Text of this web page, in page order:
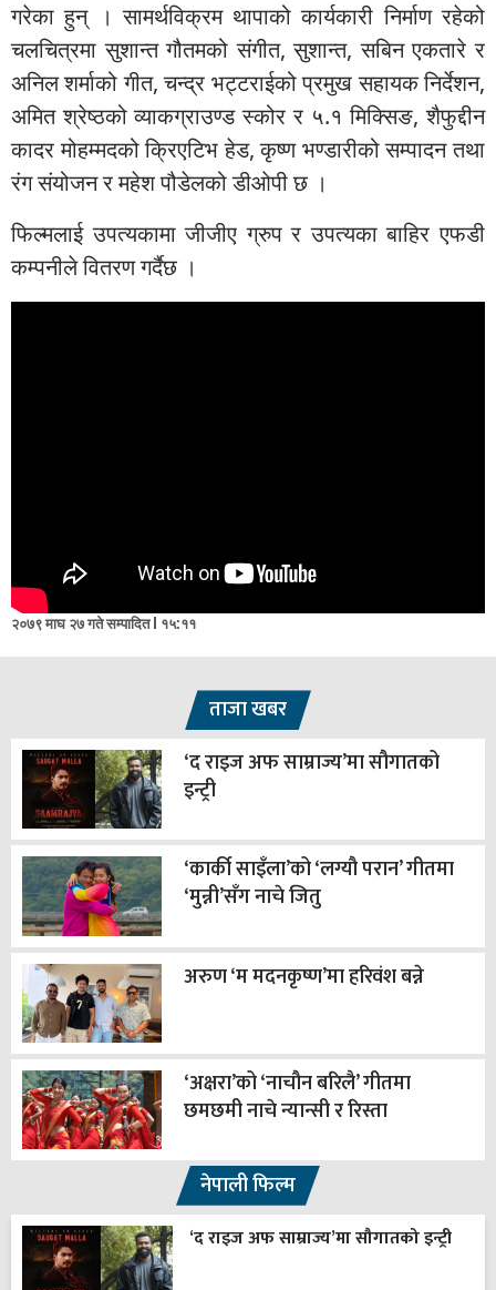
गरेका हुन् । सामर्थविक्रम थापाको कार्यकारी निर्माण रहेको
चलचित्रमा सुशान्त गौतमको संगीत, सुशान्त, सबिन एकतारे र
अनिल शर्माको गीत, चन्द्र भट्टराईको प्रमुख सहायक निर्देशन,
अमित श्रेष्ठको व्याकग्राउण्ड स्कोर र ५.१ मिक्सिङ, शैफुद्दीन
कादर मोहम्मदको क्रिएटिभ हेड, कृष्ण भण्डारीको सम्पादन तथा
रंग संयोजन र महेश पौडेलको डीओपी छ ।
फिल्मलाई उपत्यकामा जीजीए ग्रुप र उपत्यका बाहिर एफडी
कम्पनीले वितरण गर्दैछ ।
२०७९ माघ २७ गते सम्पादित l १५:११
ताजा खबर
‘द राइज अफ साम्राज्य’मा सौगातको
इन्ट्री
‘कार्की साइँला’को ‘लग्यौ परान’ गीतमा
‘मुन्नी’सँग नाचे जितु
अरुण ‘म मदनकृष्ण’मा हरिवंश बन्ने
‘अक्षरा’को ‘नाचौन बरिलै’ गीतमा
छमछमी नाचे न्यान्सी र रिस्ता
नेपाली फिल्म
‘द राइज अफ साम्राज्य’मा सौगातको इन्ट्री